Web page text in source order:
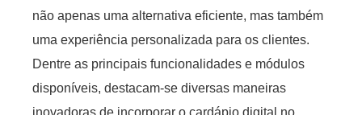
não apenas uma alternativa eficiente, mas também
uma experiência personalizada para os clientes.
Dentre as principais funcionalidades e módulos
disponíveis, destacam-se diversas maneiras